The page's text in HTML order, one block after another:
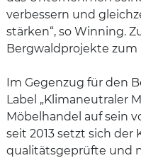
verbessern und
stärken“, so Winning.
Bergwaldprojekte zum
Im Gegenzug für den
Label „Klimaneutraler
Möbelhandel auf sein
seit 2013 setzt sich
qualitätsgeprüfte und